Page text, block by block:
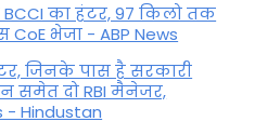
BCCI का हंटर, 97 किलो तक
भेजा - ABP News
जिनके पास है सरकारी
समेत दो RBI मैनेजर,
- Hindustan